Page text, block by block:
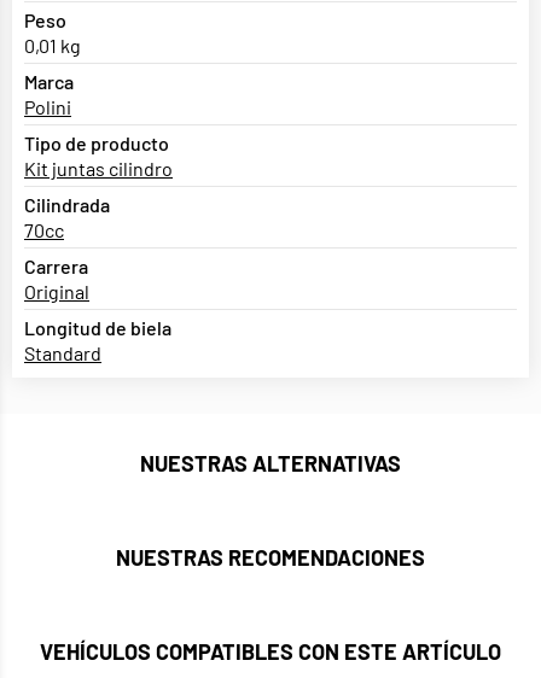
Peso
0,01 kg
Marca
Polini
Tipo de producto
Kit juntas cilindro
Cilindrada
70cc
Carrera
Original
Longitud de biela
Standard
NUESTRAS ALTERNATIVAS
NUESTRAS RECOMENDACIONES
VEHÍCULOS COMPATIBLES CON ESTE ARTÍCULO